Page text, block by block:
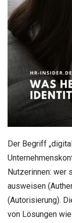
Der Begriff
Nutzerinnen:
ausweisen
(Autorisierung).
von Lösungen